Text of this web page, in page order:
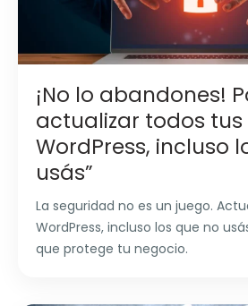
¡No lo abandones!
actualizar todos tus
WordPress, incluso
usás”
La seguridad no es un juego.
WordPress, incluso los que no
que protege tu negocio.